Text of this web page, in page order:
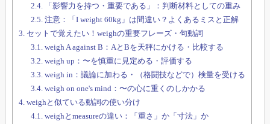
2.4.
「影響力を持つ・重要である」：判断材料としての重み
2.5. 注意：「I weight 60kg」は間違い？よくあるミスと正解
3. セットで覚えたい！weighの重要フレーズ・句動詞
3.1. weigh A against B：AとBを天秤にかける・比較する
3.2. weigh up：〜を慎重に見定める・評価する
3.3. weigh in：議論に加わる・（格闘技などで）検量を受ける
3.4. weigh on one's mind：〜の心に重くのしかかる
4. weighと似ている動詞の使い分け
4.1. weighとmeasureの違い：「重さ」か「寸法」か